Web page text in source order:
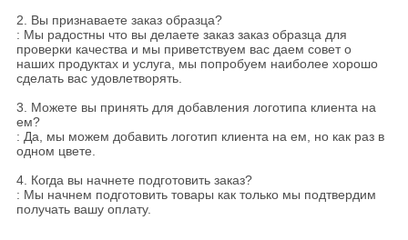
2. Вы признаваете заказ образца?
: Мы радостны что вы делаете заказ заказ образца для
проверки качества и мы приветствуем вас даем совет о
наших продуктах и услуга, мы попробуем наиболее хорошо
сделать вас удовлетворять.
3. Можете вы принять для добавления логотипа клиента на
ем?
: Да, мы можем добавить логотип клиента на ем, но как раз в
одном цвете.
4. Когда вы начнете подготовить заказ?
: Мы начнем подготовить товары как только мы подтвердим
получать вашу оплату.